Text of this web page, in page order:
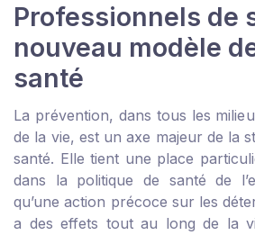
Professionnels de
nouveau modèle
santé
La prévention, dans tous les
de la vie, est un axe majeur de la
santé. Elle tient une place
dans la politique de santé de
qu’une action précoce sur les
a des effets tout au long de la